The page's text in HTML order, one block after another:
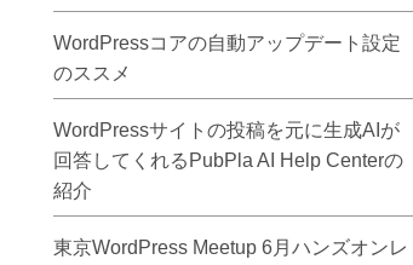
WordPressコアの自動アップデート設定
のススメ
WordPressサイトの投稿を元に生成AIが
回答してくれるPubPla AI Help Centerの
紹介
東京WordPress Meetup 6月ハンズオンレ